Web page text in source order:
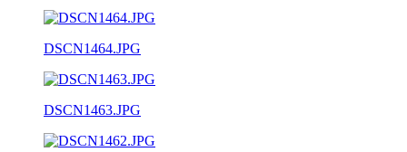
DSCN1464.JPG
DSCN1463.JPG